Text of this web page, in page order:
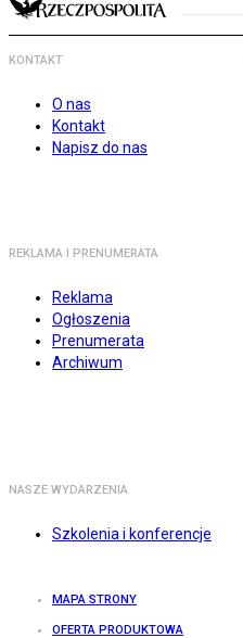
KONTAKT
O nas
Kontakt
Napisz do nas
REKLAMA I PRENUMERATA
Reklama
Ogłoszenia
Prenumerata
Archiwum
NASZE WYDARZENIA
Szkolenia i konferencje
MAPA STRONY
OFERTA PRODUKTOWA